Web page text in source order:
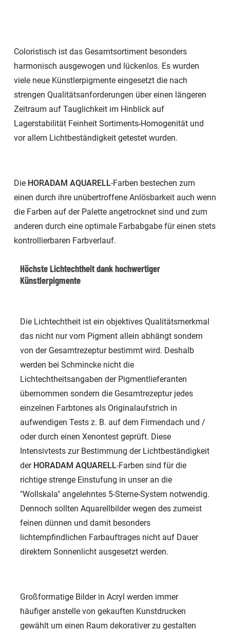
Coloristisch ist das Gesamtsortiment besonders
harmonisch ausgewogen und lückenlos. Es wurden
viele neue Künstlerpigmente eingesetzt die nach
strengen Qualitätsanforderungen über einen längeren
Zeitraum auf Tauglichkeit im Hinblick auf
Lagerstabilität Feinheit Sortiments-Homogenität und
vor allem Lichtbeständigkeit getestet wurden.
Die HORADAM AQUARELL-Farben bestechen zum
einen durch ihre unübertroffene Anlösbarkeit auch wenn
die Farben auf der Palette angetrocknet sind und zum
anderen durch eine optimale Farbabgabe für einen stets
kontrollierbaren Farbverlauf.
Höchste Lichtechtheit dank hochwertiger
Künstlerpigmente
Die Lichtechtheit ist ein objektives Qualitätsmerkmal
das nicht nur vom Pigment allein abhängt sondern
von der Gesamtrezeptur bestimmt wird. Deshalb
werden bei Schmincke nicht die
Lichtechtheitsangaben der Pigmentlieferanten
übernommen sondern die Gesamtrezeptur jedes
einzelnen Farbtones als Originalaufstrich in
aufwendigen Tests z. B. auf dem Firmendach und /
oder durch einen Xenontest geprüft. Diese
Intensivtests zur Bestimmung der Lichtbeständigkeit
der HORADAM AQUARELL-Farben sind für die
richtige strenge Einstufung in unser an die
"Wollskala" angelehntes 5-Sterne-System notwendig.
Dennoch sollten Aquarellbilder wegen des zumeist
feinen dünnen und damit besonders
lichtempfindlichen Farbauftrages nicht auf Dauer
direktem Sonnenlicht ausgesetzt werden.
Großformatige Bilder in Acryl werden immer
häufiger anstelle von gekauften Kunstdrucken
gewählt um einen Raum dekorativer zu gestalten